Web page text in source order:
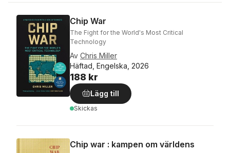
Chip War
The Fight for the World's Most Critical
Technology
Av Chris Miller
Häftad, Engelska, 2026
188 kr
Lägg till
Skickas
Chip war : kampen om världens